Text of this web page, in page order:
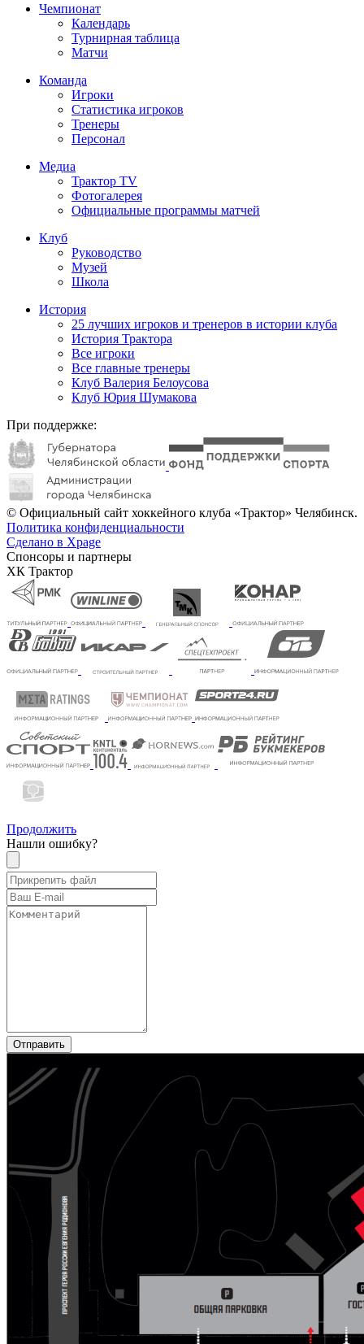
Чемпионат
Календарь
Турнирная таблица
Матчи
Команда
Игроки
Статистика игроков
Тренеры
Персонал
Медиа
Трактор TV
Фотогалерея
Официальные программы матчей
Клуб
Руководство
Музей
Школа
История
25 лучших игроков и тренеров в истории клуба
История Трактора
Все игроки
Все главные тренеры
Клуб Валерия Белоусова
Клуб Юрия Шумакова
При поддержке:
© Официальный сайт хоккейного клуба «Трактор» Челябинск.
Политика конфиденциальности
Сделано в Xpage
Спонсоры и партнеры
ХК Трактор
Продолжить
Нашли ошибку?